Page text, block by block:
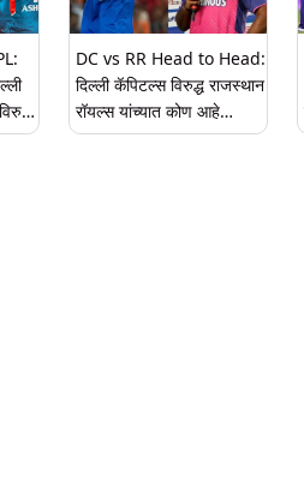
DC vs RR Head to Head:
दिल्ली कॅपिटल्स विरुद्ध राजस्थान
रॉयल्स यांच्यात कोण आहे
वरचढ? पाहा हेड टू हेड